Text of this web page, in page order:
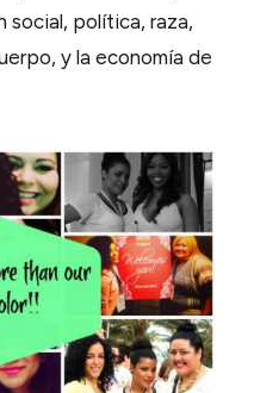
social, política, raza,
y la economía de